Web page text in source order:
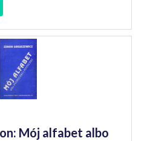
Mój alfabet albo